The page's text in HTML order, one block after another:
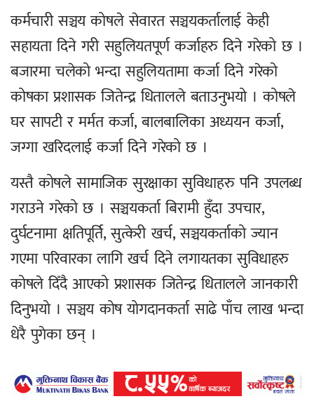
कर्मचारी सञ्चय कोषले सेवारत सञ्चयकर्तालाई केही
सहायता दिने गरी सहुलियतपूर्ण कर्जाहरु दिने गरेको छ ।
बजारमा चलेको भन्दा सहुलियतामा कर्जा दिने गरेको
कोषका प्रशासक जितेन्द्र धितालले बताउनुभयो । कोषले
घर सापटी र मर्मत कर्जा, बालबालिका अध्ययन कर्जा,
जग्गा खरिदलाई कर्जा दिने गरेको छ ।
यस्तै कोषले सामाजिक सुरक्षाका सुविधाहरु पनि उपलब्ध
गराउने गरेको छ । सञ्चयकर्ता बिरामी हुँदा उपचार,
दुर्घटनामा क्षतिपूर्ति, सुत्केरी खर्च, सञ्चयकर्ताको ज्यान
गएमा परिवारका लागि खर्च दिने लगायतका सुविधाहरु
कोषले दिँदै आएको प्रशासक जितेन्द्र धितालले जानकारी
दिनुभयो । सञ्चय कोष योगदानकर्ता साढे पाँच लाख भन्दा
धेरै पुगेका छन् ।